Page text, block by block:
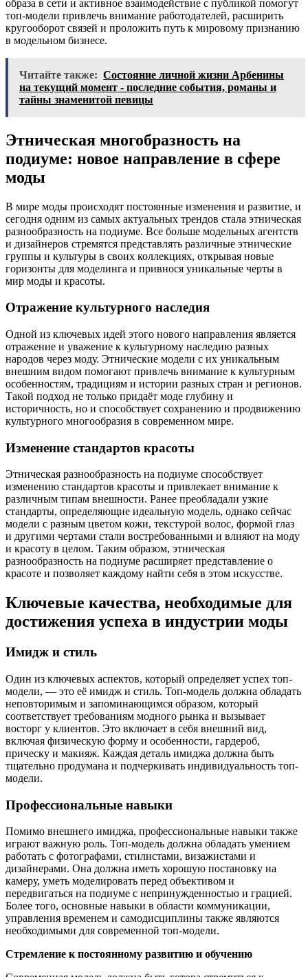
образа в сети и активное взаимодействие с публикой помогут
топ-модели привлечь внимание работодателей, расширить
кругооборот связей и проложить путь к мировому признанию
в модельном бизнесе.
Читайте также: Состояние личной жизни Арбенины
на текущий момент - последние события, романы и
тайны знаменитой певицы
Этническая многобразность на
подиуме: новое направление в сфере
моды
В мире моды происходят постоянные изменения и развитие, и
сегодня одним из самых актуальных трендов стала этническая
разнообразность на подиуме. Все больше модельных агентств
и дизайнеров стремятся представлять различные этнические
группы и культуры в своих коллекциях, открывая новые
горизонты для моделинга и привнося уникальные черты в
мир моды и красоты.
Отражение культурного наследия
Одной из ключевых идей этого нового направления является
отражение и уважение к культурному наследию разных
народов через моду. Этнические модели с их уникальным
внешним видом помогают привлечь внимание к культурным
особенностям, традициям и истории разных стран и регионов.
Такой подход не только придаёт моде глубину и
историчность, но и способствует сохранению и продвижению
культурного многообразия в современном мире.
Изменение стандартов красоты
Этническая разнообразность на подиуме способствует
изменению стандартов красоты и привлекает внимание к
различным типам внешности. Ранее преобладали узкие
стандарты, определяющие идеальную модель, однако сейчас
модели с разным цветом кожи, текстурой волос, формой глаз
и другими чертами стали востребованными и влияют на моду
и красоту в целом. Таким образом, этническая
разнообразность на подиуме расширяет представление о
красоте и позволяет каждому найти себя в этом искусстве.
Ключевые качества, необходимые для
достижения успеха в индустрии моды
Имидж и стиль
Один из ключевых аспектов, который определяет успех топ-
модели, — это её имидж и стиль. Топ-модель должна обладать
неповторимым и запоминающимся образом, который
соответствует требованиям модного рынка и вызывает
восторг у клиентов. Это включает в себя внешний вид,
включая физическую форму и особенности, гардероб,
прическу и макияж. Каждая деталь имиджа должна быть
тщательно продумана и подчеркивать индивидуальность топ-
модели.
Профессиональные навыки
Помимо внешнего имиджа, профессиональные навыки также
играют важную роль. Топ-модель должна обладать умением
работать с фотографами, стилистами, визажистами и
дизайнерами. Она должна иметь хорошую постановку на
камеру, уметь моделировать перед объективом и
передвигаться на подиуме с непринужденностью и грацией.
Более того, основные навыки в области коммуникации,
управления временем и самодисциплины также являются
необходимыми для современной топ-модели.
Стремление к постоянному развитию и обучению